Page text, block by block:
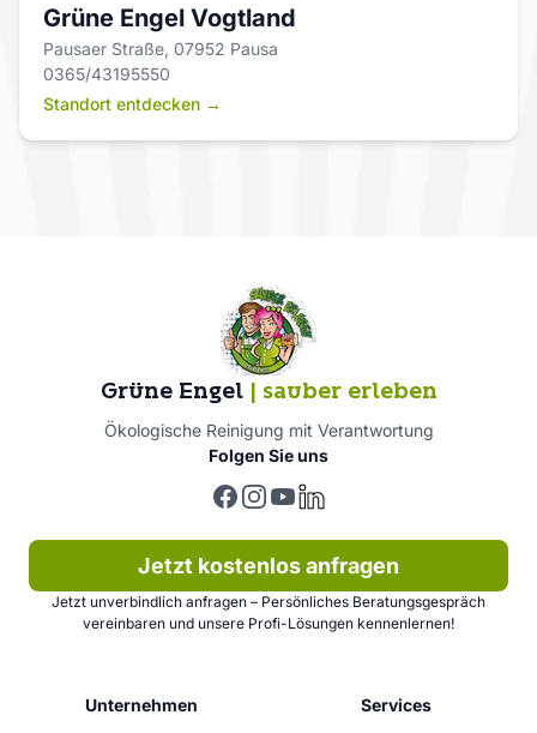
Grüne Engel Vogtland
Pausaer Straße, 07952 Pausa
0365/43195550
Standort entdecken →
Grüne Engel | sauber erleben
Ökologische Reinigung mit Verantwortung
Folgen Sie uns
Facebook
Instagram
YouTube
LinkedIn
Jetzt kostenlos anfragen
Jetzt unverbindlich anfragen – Persönliches Beratungsgespräch
vereinbaren und unsere Profi-Lösungen kennenlernen!
Unternehmen Services